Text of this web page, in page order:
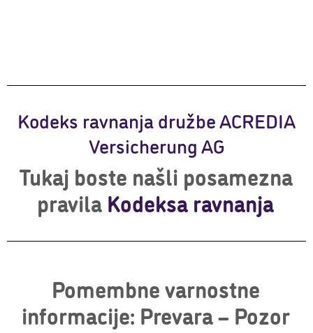
Kodeks ravnanja družbe ACREDIA
Versicherung AG
Tukaj boste našli posamezna
pravila Kodeksa ravnanja
Pomembne varnostne
informacije: Prevara – Pozor